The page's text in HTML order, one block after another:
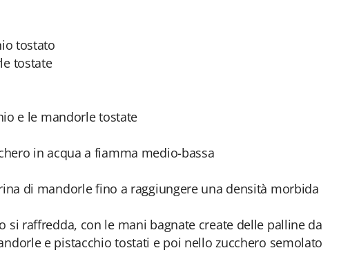
tostato
tostate
e le mandorle tostate
in acqua a fiamma medio-bassa
di mandorle fino a raggiungere una densità morbida
si raffredda, con le mani bagnate create delle palline da
e pistacchio tostati e poi nello zucchero semolato